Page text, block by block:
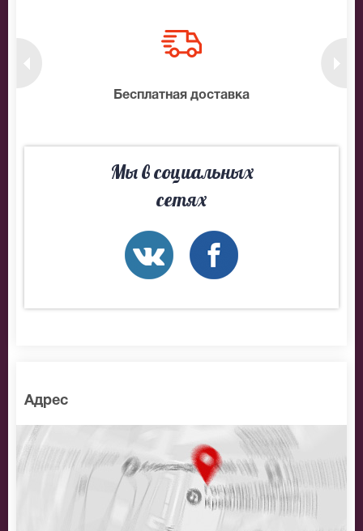
Бесплатная доставка
Мы в социальных
сетях
Адрес